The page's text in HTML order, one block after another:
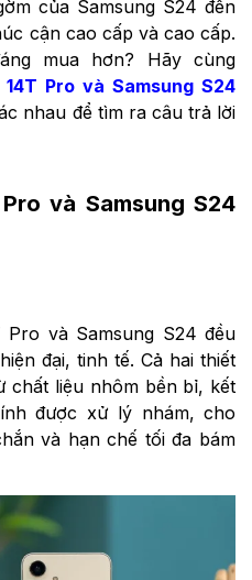
của Samsung S24 đến
cận cao cấp và cao cấp.
mua hơn? Hãy cùng
14T Pro và Samsung S24
nhau để tìm ra câu trả lời
và Samsung S24
Pro và Samsung S24 đều
đại, tinh tế. Cả hai thiết
chất liệu nhôm bền bỉ, kết
được xử lý nhám, cho
và hạn chế tối đa bám